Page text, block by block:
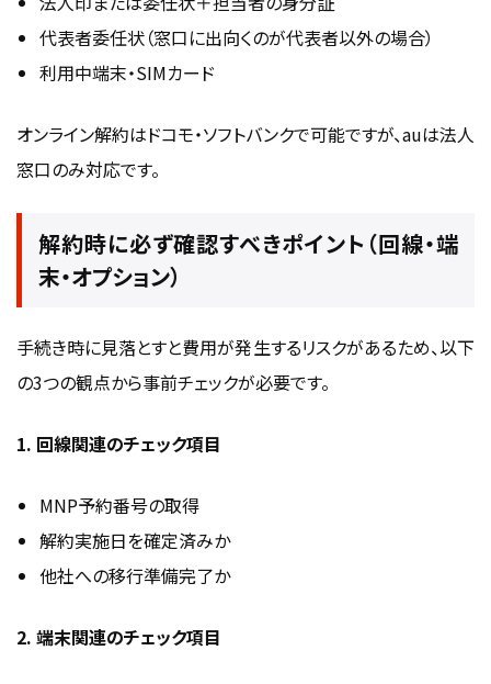
代表者委任状（窓口に出向くのが代表者以外の場合）
利用中端末・SIMカード
オンライン解約はドコモ・ソフトバンクで可能ですが、auは法人
窓口のみ対応です。
解約時に必ず確認すべきポイント（回線・端
末・オプション）
手続き時に見落とすと費用が発生するリスクがあるため、以下
の3つの観点から事前チェックが必要です。
1. 回線関連のチェック項目
MNP予約番号の取得
解約実施日を確定済みか
他社への移行準備完了か
2. 端末関連のチェック項目